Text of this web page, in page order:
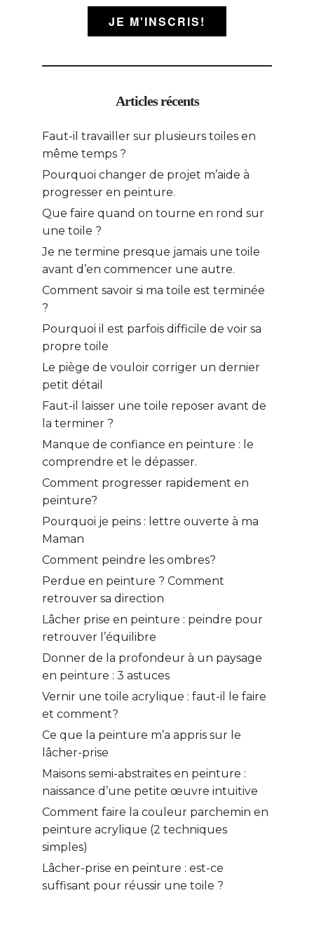
JE M'INSCRIS!
Articles récents
Faut-il travailler sur plusieurs toiles en
même temps ?
Pourquoi changer de projet m’aide à
progresser en peinture.
Que faire quand on tourne en rond sur
une toile ?
Je ne termine presque jamais une toile
avant d’en commencer une autre.
Comment savoir si ma toile est terminée
?
Pourquoi il est parfois difficile de voir sa
propre toile
Le piège de vouloir corriger un dernier
petit détail
Faut-il laisser une toile reposer avant de
la terminer ?
Manque de confiance en peinture : le
comprendre et le dépasser.
Comment progresser rapidement en
peinture?
Pourquoi je peins : lettre ouverte à ma
Maman
Comment peindre les ombres?
Perdue en peinture ? Comment
retrouver sa direction
Lâcher prise en peinture : peindre pour
retrouver l’équilibre
Donner de la profondeur à un paysage
en peinture : 3 astuces
Vernir une toile acrylique : faut-il le faire
et comment?
Ce que la peinture m’a appris sur le
lâcher-prise
Maisons semi-abstraites en peinture :
naissance d’une petite œuvre intuitive
Comment faire la couleur parchemin en
peinture acrylique (2 techniques
simples)
Lâcher-prise en peinture : est-ce
suffisant pour réussir une toile ?